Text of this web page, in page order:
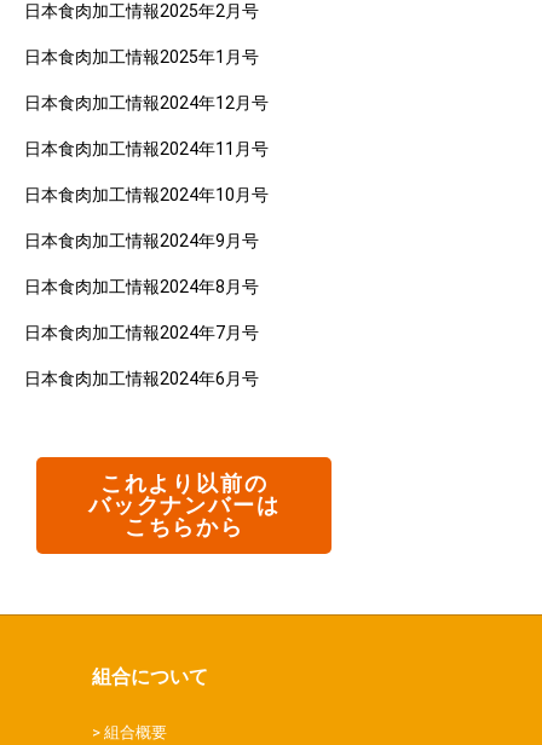
日本食肉加工情報2025年2月号
日本食肉加工情報2025年1月号
日本食肉加工情報2024年12月号
日本食肉加工情報2024年11月号
日本食肉加工情報2024年10月号
日本食肉加工情報2024年9月号
日本食肉加工情報2024年8月号
日本食肉加工情報2024年7月号
日本食肉加工情報2024年6月号
これより以前の
バックナンバーは
こちらから
組合について
組合概要